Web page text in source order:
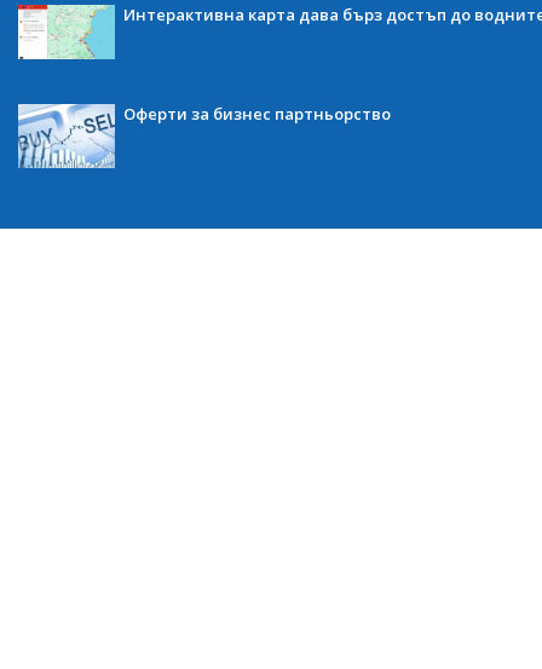
Интерактивна карта дава бърз достъп до
Оферти за бизнес партньорство